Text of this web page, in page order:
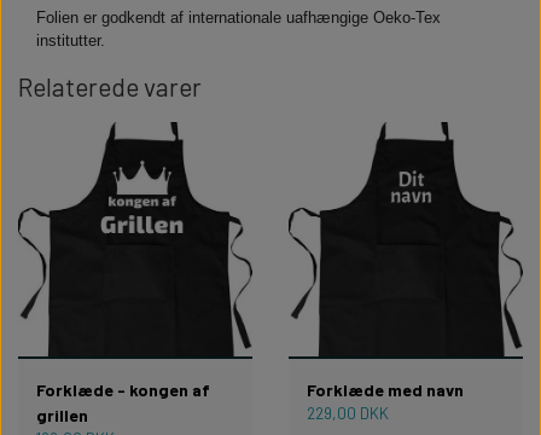
Folien er godkendt af internationale uafhængige Oeko-Tex
institutter.
Relaterede varer
Forklæde - kongen af
grillen
Forklæde med navn
229,00 DKK